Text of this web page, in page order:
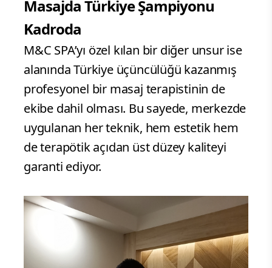
Masajda Türkiye Şampiyonu
Kadroda
M&C SPA’yı özel kılan bir diğer unsur ise
alanında Türkiye üçüncülüğü kazanmış
profesyonel bir masaj terapistinin de
ekibe dahil olması. Bu sayede, merkezde
uygulanan her teknik, hem estetik hem
de terapötik açıdan üst düzey kaliteyi
garanti ediyor.